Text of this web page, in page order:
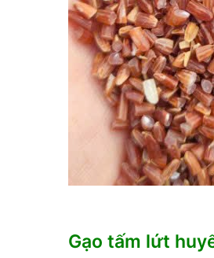
Gạo tấm lứt